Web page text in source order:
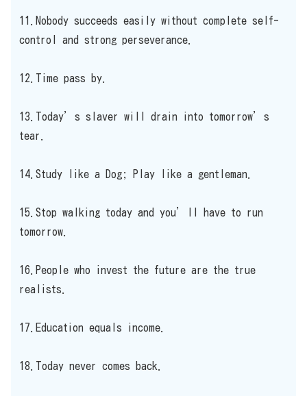
11.Nobody succeeds easily without complete self-
control and strong perseverance.
12.Time pass by.
13.Today’s slaver will drain into tomorrow’s
tear.
14.Study like a Dog; Play like a gentleman.
15.Stop walking today and you’ll have to run
tomorrow.
16.People who invest the future are the true
realists.
17.Education equals income.
18.Today never comes back.